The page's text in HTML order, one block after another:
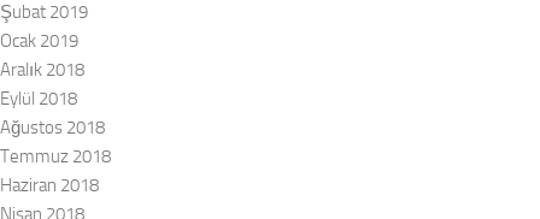
Şubat 2019
Ocak 2019
Aralık 2018
Eylül 2018
Ağustos 2018
Temmuz 2018
Haziran 2018
Nisan 2018